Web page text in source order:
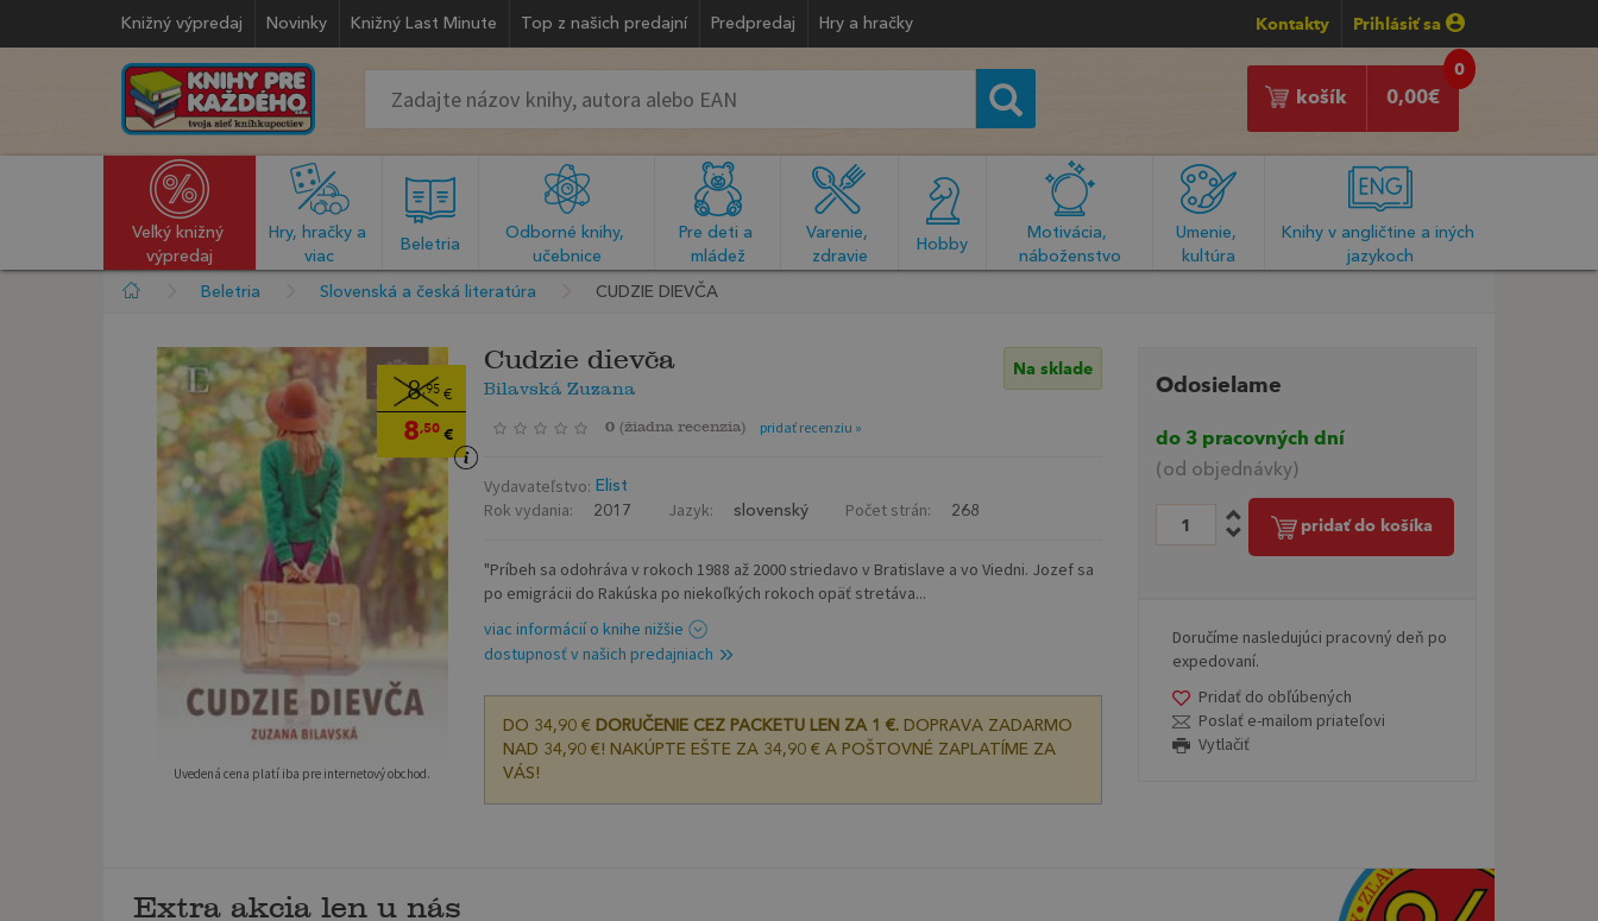
Knižný výpredaj Novinky Knižný Last Minute Top z našich predajní Predpredaj Hry a hračky Kontakty Prihlásiť sa
0
0,00€
košík
Veľký knižný
výpredaj
Hry, hračky a
viac
Beletria
Odborné knihy,
učebnice
Pre deti a
mládež
Varenie,
zdravie
Hobby
Motivácia,
náboženstvo
Umenie,
kultúra
Knihy v angličtine a iných
jazykoch
Beletria Slovenská a česká literatúra CUDZIE DIEVČA
8,95 €
8,50 €
Uvedená cena platí iba pre internetový obchod.
Cudzie dievča
Bilavská Zuzana
Na sklade
0 (žiadna recenzia) pridať recenziu »
Vydavateľstvo: Elist
Rok vydania: 2017 Jazyk: slovenský Počet strán: 268
"Príbeh sa odohráva v rokoch 1988 až 2000 striedavo v Bratislave a vo Viedni. Jozef sa
po emigrácii do Rakúska po niekoľkých rokoch opäť stretáva...
viac informácií o knihe nižšie
dostupnosť v našich predajniach
DO 34,90 € DORUČENIE CEZ PACKETU LEN ZA 1 €.DOPRAVA ZADARMO
NAD 34,90 €! NAKÚPTE EŠTE ZA 34,90 € A POŠTOVNÉ ZAPLATÍME ZA
VÁS!
Odosielame
do 3 pracovných dní
(od objednávky)
pridať do košíka
Doručíme nasledujúci pracovný deň po
expedovaní.
Pridať do obľúbených
Poslať e-mailom priateľovi
Vytlačiť
Extra akcia len u nás